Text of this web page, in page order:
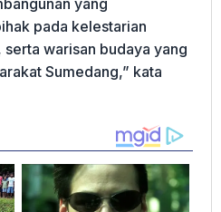
yang
pada kelestarian
warisan budaya yang
Sumedang,” kata